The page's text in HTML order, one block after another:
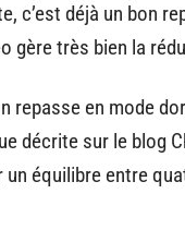
c’est déjà un bon
gère très bien la
repasse en mode
décrite sur le blog
équilibre entre